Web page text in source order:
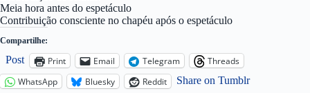
Meia hora antes do espetáculo
Contribuição consciente no chapéu após o espetáculo
Compartilhe:
Post Print Email Telegram
Threads
WhatsApp
Bluesky Reddit Share on Tumblr